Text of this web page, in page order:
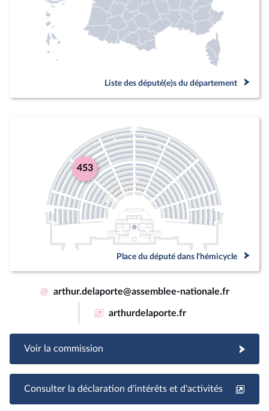
Liste des député(e)s du département
453
Place du député dans l'hémicycle
@ arthur.delaporte@assemblee-nationale.fr
arthurdelaporte.fr
Voir la commission
Consulter la déclaration d'intérêts et d'activités